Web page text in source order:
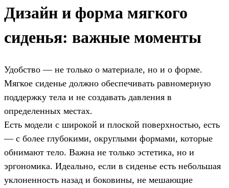
Дизайн и форма мягкого
сиденья: важные моменты
Удобство — не только о материале, но и о форме.
Мягкое сиденье должно обеспечивать равномерную
поддержку тела и не создавать давления в
определенных местах.
Есть модели с широкой и плоской поверхностью, есть
— с более глубокими, округлыми формами, которые
обнимают тело. Важна не только эстетика, но и
эргономика. Идеально, если в сиденье есть небольшая
уклоненность назад и боковины, не мешающие